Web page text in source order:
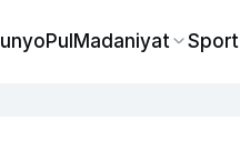
PulMadaniyat Sport